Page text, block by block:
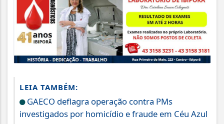
LEIA TAMBÉM:
GAECO deflagra operação contra PMs
investigados por homicídio e fraude em Céu Azul